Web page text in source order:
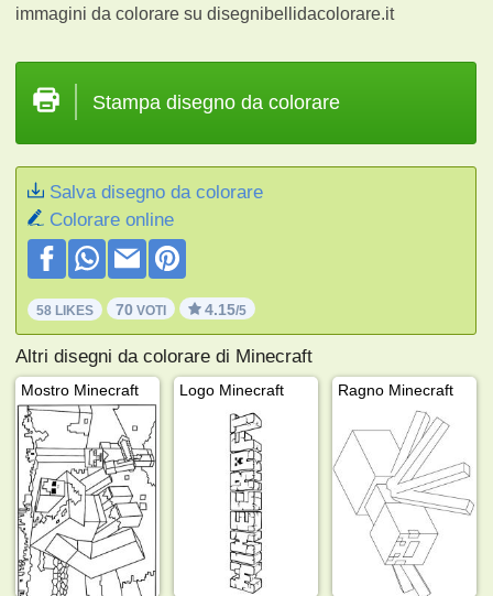
immagini da colorare su disegnibellidacolorare.it
Stampa disegno da colorare
Salva disegno da colorare
Colorare online
58 LIKES 70 VOTI 4.15/5
Altri disegni da colorare di Minecraft
Mostro Minecraft Logo Minecraft Ragno Minecraft